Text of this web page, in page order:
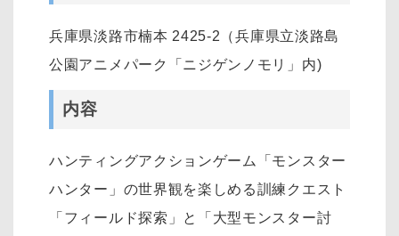
兵庫県淡路市楠本 2425-2（兵庫県立淡路島
公園アニメパーク「ニジゲンノモリ」内)
内容
ハンティングアクションゲーム「モンスター
ハンター」の世界観を楽しめる訓練クエスト
「フィールド探索」と「大型モンスター討